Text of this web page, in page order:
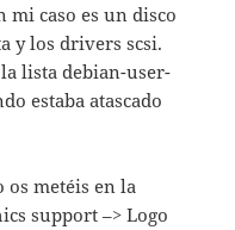
caso es un disco
y los drivers scsi.
lista debian-user-
estaba atascado
metéis en la
support –> Logo